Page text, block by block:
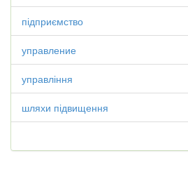
підприємство
управление
управління
шляхи підвищення